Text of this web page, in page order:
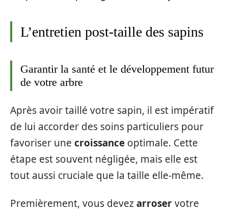
L’entretien post-taille des sapins
Garantir la santé et le développement futur
de votre arbre
Après avoir taillé votre sapin, il est impératif
de lui accorder des soins particuliers pour
favoriser une croissance optimale. Cette
étape est souvent négligée, mais elle est
tout aussi cruciale que la taille elle-même.
Premièrement, vous devezarroservotre